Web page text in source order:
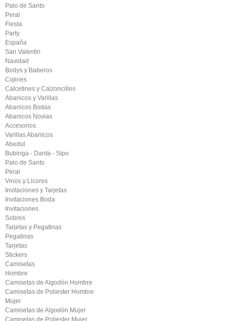
Palo de Santo
Peral
Fiesta
Party
España
San Valentin
Navidad
Bodys y Baberos
Cojines
Calcetines y Calzoncillos
Abanicos y Varillas
Abanicos Bodas
Abanicos Novias
Accesorios
Varillas Abanicos
Abedul
Bubinga - Danta - Sipo
Palo de Santo
Peral
Vinos y Licores
Invitaciones y Tarjetas
Invitaciones Boda
Invitaciones
Sobres
Tarjetas y Pegatinas
Pegatinas
Tarjetas
Stickers
Camisetas
Hombre
Camisetas de Algodón Hombre
Camisetas de Poliester Hombre
Mujer
Camisetas de Algodón Mujer
Camisetas de Poliester Mujer